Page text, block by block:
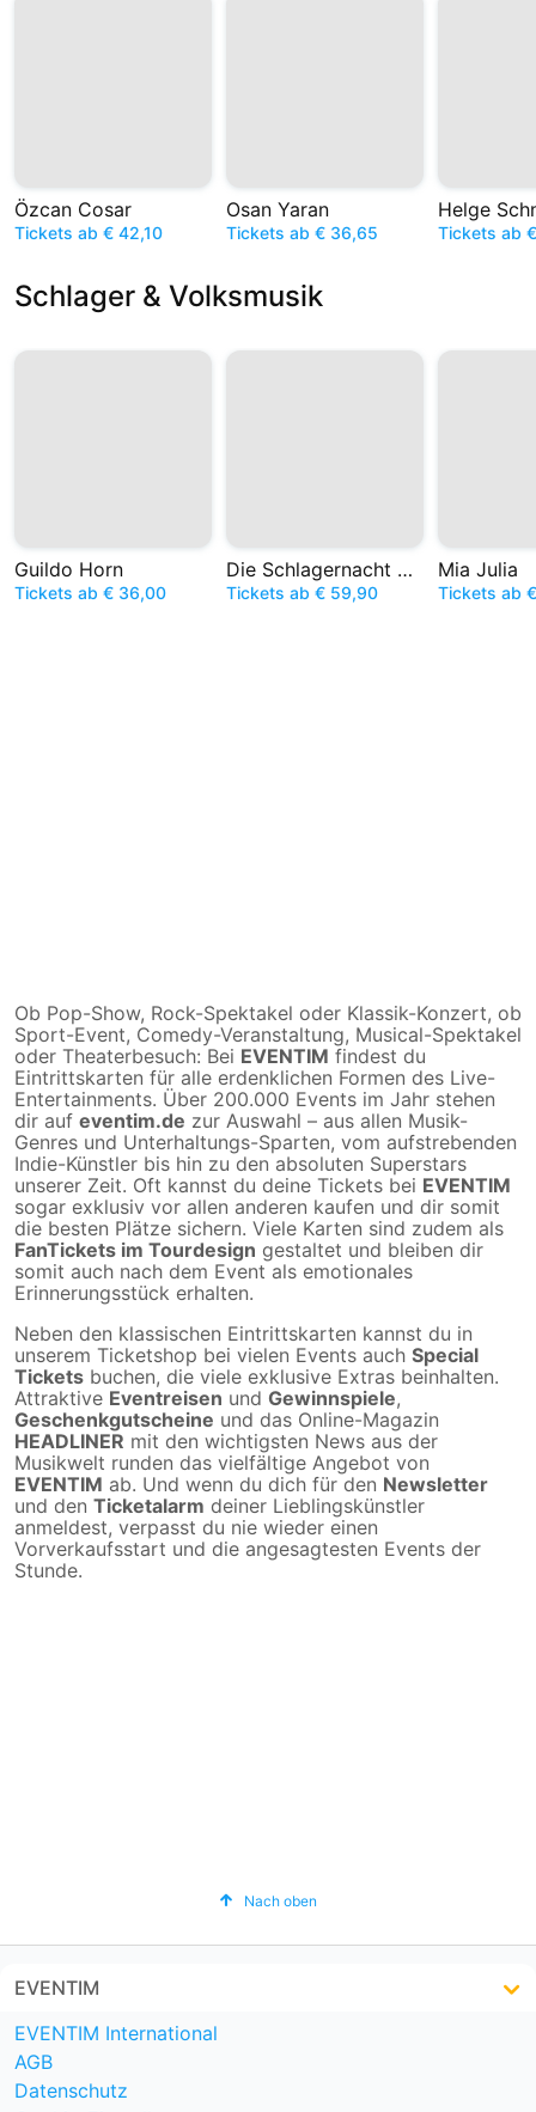
Özcan Cosar
Tickets ab € 42,10
Osan Yaran
Tickets ab € 36,65
Helge
Tickets ab
Schlager & Volksmusik
Guildo Horn
Tickets ab € 36,00
Die Schlagernacht des Jahres
Tickets ab € 59,90
Mia Julia
Tickets ab
Ob Pop-Show, Rock-Spektakel oder Klassik-Konzert, ob
Sport-Event, Comedy-Veranstaltung, Musical-Spektakel
oder Theaterbesuch: Bei EVENTIM findest du
Eintrittskarten für alle erdenklichen Formen des Live-
Entertainments. Über 200.000 Events im Jahr stehen
dir auf eventim.de zur Auswahl – aus allen Musik-
Genres und Unterhaltungs-Sparten, vom aufstrebenden
Indie-Künstler bis hin zu den absoluten Superstars
unserer Zeit. Oft kannst du deine Tickets bei EVENTIM
sogar exklusiv vor allen anderen kaufen und dir somit
die besten Plätze sichern. Viele Karten sind zudem als
FanTickets im Tourdesign gestaltet und bleiben dir
somit auch nach dem Event als emotionales
Erinnerungsstück erhalten.
Neben den klassischen Eintrittskarten kannst du in
unserem Ticketshop bei vielen Events auch Special
Tickets buchen, die viele exklusive Extras beinhalten.
Attraktive Eventreisen und Gewinnspiele,
Geschenkgutscheine und das Online-Magazin
HEADLINER mit den wichtigsten News aus der
Musikwelt runden das vielfältige Angebot von
EVENTIM ab. Und wenn du dich für den Newsletter
und den Ticketalarm deiner Lieblingskünstler
anmeldest, verpasst du nie wieder einen
Vorverkaufsstart und die angesagtesten Events der
Stunde.
Nach oben
EVENTIM
EVENTIM International
AGB
Datenschutz